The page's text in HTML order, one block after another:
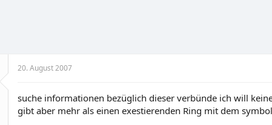
20. August 2007
suche informationen bezüglich dieser verbünde ich will
gibt aber mehr als einen exestierenden Ring mit dem